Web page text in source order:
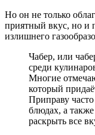
Но он не только
приятный вкус, но и
излишнего
Чабер, или
среди
Многие
который
Приправу
блюдах, а
раскрыть все